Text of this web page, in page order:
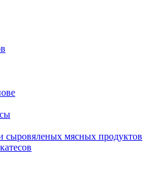
сыровяленых мясных продуктов